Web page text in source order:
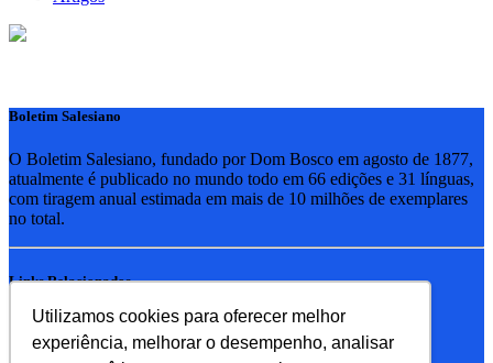
Utilizamos cookies para oferecer melhor
experiência, melhorar o desempenho, analisar
Boletim Salesiano
O Boletim Salesiano, fundado por Dom Bosco em agosto de 1877,
atualmente é publicado no mundo todo em 66 edições e 31 línguas,
com tiragem anual estimada em mais de 10 milhões de exemplares
no total.
Links Relacionados
RSB - Rede Salesiana Brasil
EDEBE - Editora